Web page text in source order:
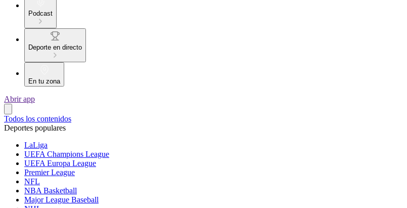
Podcast
Deporte en directo
En tu zona
Abrir app
Todos los contenidos
Deportes populares
LaLiga
UEFA Champions League
UEFA Europa League
Premier League
NFL
NBA Basketball
Major League Baseball